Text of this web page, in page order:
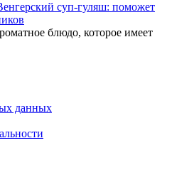
суп-гуляш: поможет
блюдо, которое имеет
данных